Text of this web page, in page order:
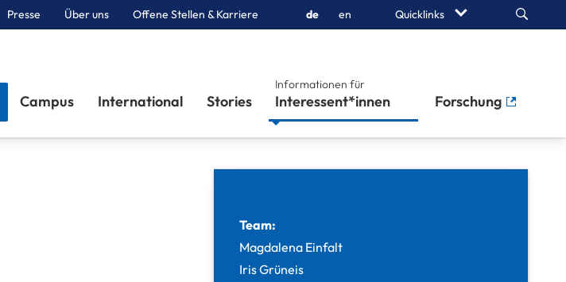
Presse Über uns Offene Stellen & Karriere de en Quicklinks Search
Campus International Stories
Informationen für
Interessent*innen Forschung
Team:
Magdalena Einfalt
Iris Grüneis